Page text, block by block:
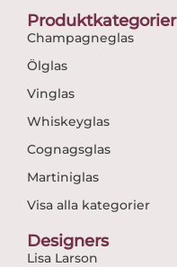
Produktkategorier
Champagneglas
Ölglas
Vinglas
Whiskeyglas
Cognagsglas
Martiniglas
Visa alla kategorier
Designers
Lisa Larson